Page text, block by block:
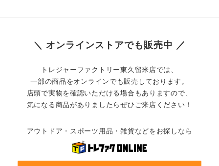
＼ オンラインストアでも販売中 ／
トレジャーファクトリー東久留米店では、
一部の商品をオンラインでも販売しております。
店頭で実物を確認いただける場合もありますので、
気になる商品がありましたらぜひご来店ください！
アウトドア・スポーツ用品・雑貨などをお探しなら